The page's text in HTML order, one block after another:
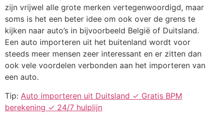
zijn vrijwel alle grote merken vertegenwoordigd, maar
soms is het een beter idee om ook over de grens te
kijken naar auto’s in bijvoorbeeld België of Duitsland.
Een auto importeren uit het buitenland wordt voor
steeds meer mensen zeer interessant en er zitten dan
ook vele voordelen verbonden aan het importeren van
een auto.
Tip: Auto importeren uit Duitsland ✓ Gratis BPM
berekening ✓ 24/7 hulplijn